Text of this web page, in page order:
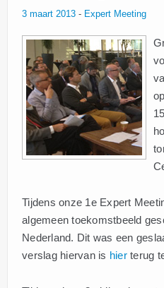
3 maart 2013 - Expert Meeting
Tijdens onze 1e Expert
algemeen toekomstbeeld
Nederland. Dit was een
verslag hiervan is hierterug